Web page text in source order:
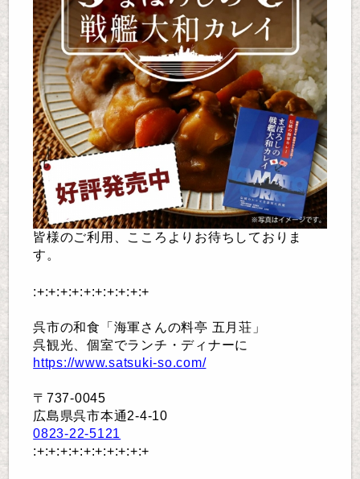
皆様のご利用
、こころよりお待ちしておりま
す。
:+:+:+:+:+:+:+:+:+:+
呉市の和食「海軍さんの料亭 五月荘」
呉観光、個室でランチ・ディナーに
https://www.satsuki-so.com/
〒737-0045
広島県呉市本通2-4-10
0823-22-5121
:+:+:+:+:+:+:+:+:+:+